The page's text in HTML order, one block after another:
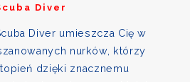
Diver
Diver umieszcza Cię w
nurków, którzy
dzięki znacznemu